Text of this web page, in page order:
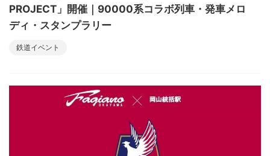
PROJECT」開催｜90000系コラボ列車・発車メロ
ディ・スタンプラリー
鉄道イベント